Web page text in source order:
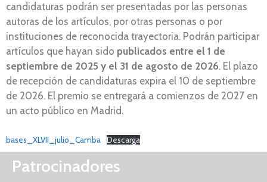
candidaturas podrán ser presentadas por las personas
autoras de los artículos, por otras personas o por
instituciones de reconocida trayectoria. Podrán participar
artículos que hayan sido publicados entre el 1 de
septiembre de 2025 y el 31 de agosto de 2026. El plazo
de recepción de candidaturas expira el 10 de septiembre
de 2026. El premio se entregará a comienzos de 2027 en
un acto público en Madrid.
bases_XLVII_julio_Camba Descarga
Patrocinadores